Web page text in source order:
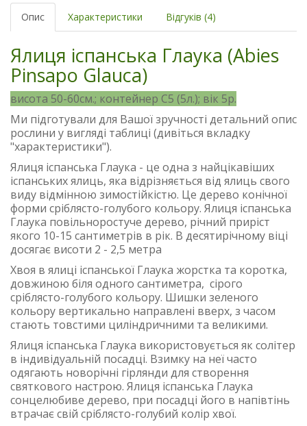
Опис Характеристики Відгуків (4)
Ялиця іспанська Глаука (Abies
Pinsapo Glauca)
висота 50-60см.; контейнер С5 (5л.); вік 5р.
Ми підготували для Вашої зручності детальний опис
рослини у вигляді таблиці (дивіться вкладку
"характеристики").
Ялиця іспанська Глаука - це одна з найцікавіших
іспанських ялиць, яка відрізняється від ялиць свого
виду відмінною зимостійкістю. Це дерево конічної
форми сріблясто-голубого кольору. Ялиця іспанська
Глаука повільноростуче дерево, річний приріст
якого 10-15 сантиметрів в рік. В десятирічному віці
досягає висоти 2 - 2,5 метра
Хвоя в ялиці іспанської Глаука жорстка та коротка,
довжиною біля одного сантиметра, сірого
сріблясто-голубого кольору. Шишки зеленого
кольору вертикально направлені вверх, з часом
стають товстими циліндричними та великими.
Ялиця іспанська Глаука використовується як солітер
в індивідуальній посадці. Взимку на неї часто
одягають новорічні гірлянди для створення
святкового настрою. Ялиця іспанська Глаука
сонцелюбиве дерево, при посадці його в напівтінь
втрачає свій сріблясто-голубий колір хвої.